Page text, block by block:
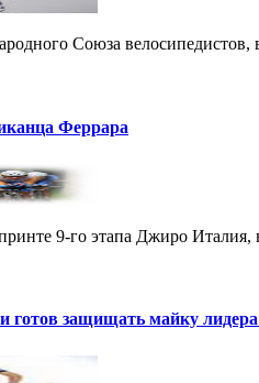
Союза
Феррара
9-го этапа Джиро
готов защищать майку